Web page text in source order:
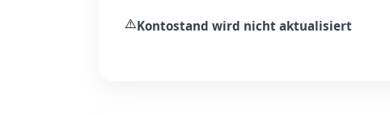
⚠️Kontostand wird nicht aktualisiert